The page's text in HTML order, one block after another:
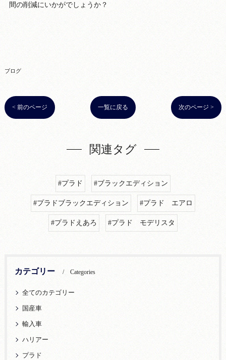
間の削減にいかがでしょうか？
ブログ
< 前のページ 一覧に戻る 次のページ >
関連タグ
#プラド #ブラックエディション
#プラドブラックエディション #プラド エアロ
#プラドえあろ #プラド モデリスタ
カテゴリー Categories
全てのカテゴリー
国産車
輸入車
ハリアー
プラド